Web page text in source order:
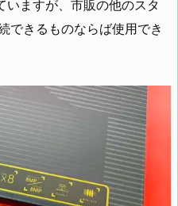
いますが、市販の他のスタ
できるものならば使用でき